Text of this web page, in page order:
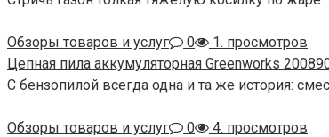
Обзоры товаров и услуг 0
1. просмотров
Цепная пила аккумуляторная Greenworks
С бензопилой всегда одна и та же история:
Обзоры товаров и услуг 0
4. просмотров